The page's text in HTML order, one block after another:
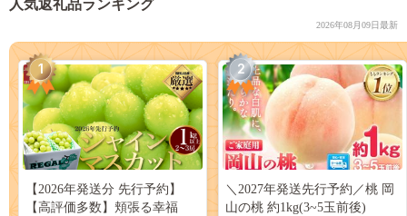
品
人気返礼品ランキング
2026年08月09日最新
1
【2026年発送分 先行予約】
【高評価多数】頬張る幸福
2
＼2027年発送先行予約／桃 岡
山の桃 約1kg(3~5玉前後)